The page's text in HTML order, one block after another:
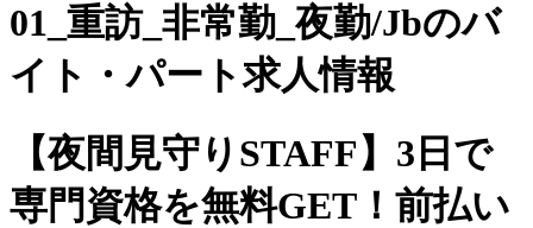
01_重訪_非常勤_夜勤/Jbのバ
イト・パート求人情報
【夜間見守りSTAFF】3日で
専門資格を無料GET！前払い